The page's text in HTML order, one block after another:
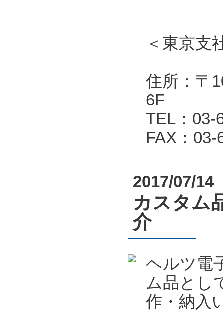
＜東京支
住所：〒
6F
TEL：03-
FAX：03-
2017/07/14
カスタム
介
ヘルツ電
ム品とし
作・納入